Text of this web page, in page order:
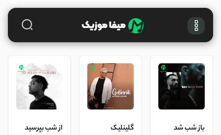
باز شب شد گلینلیک از شب بپرسید